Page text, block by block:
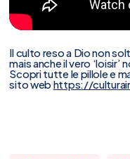
Il culto reso a Dio non
mais anche il vero ‘loisir’
Scopri tutte le pillole e
sito web https://